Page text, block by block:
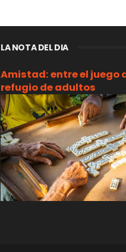
LA NOTA DEL DIA
Amistad: entre el juego
refugio de adultos